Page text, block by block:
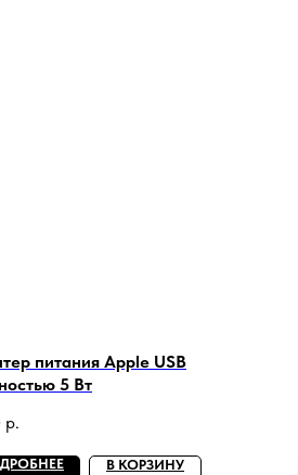
питания Apple USB
5 Вт
р.
В КОРЗИНУ